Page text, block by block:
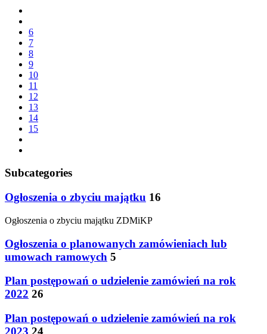
6
7
8
9
10
11
12
13
14
15
Subcategories
Ogłoszenia o zbyciu majątku 16
Ogłoszenia o zbyciu majątku ZDMiKP
Ogłoszenia o planowanych zamówieniach lub
umowach ramowych 5
Plan postępowań o udzielenie zamówień na rok
2022 26
Plan postępowań o udzielenie zamówień na rok
2023 24